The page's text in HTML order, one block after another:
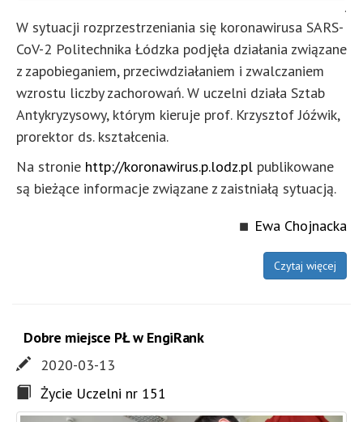
.
W sytuacji rozprzestrzeniania się koronawirusa SARS-
CoV-2 Politechnika Łódzka podjęła działania związane
z zapobieganiem, przeciwdziałaniem i zwalczaniem
wzrostu liczby zachorowań. W uczelni działa Sztab
Antykryzysowy, którym kieruje prof. Krzysztof Jóźwik,
prorektor ds. kształcenia.
Na stronie http://koronawirus.p.lodz.pl publikowane
są bieżące informacje związane z zaistniałą sytuacją.
Ewa Chojnacka
Czytaj więcej
Dobre miejsce PŁ w EngiRank
2020-03-13
Życie Uczelni nr 151